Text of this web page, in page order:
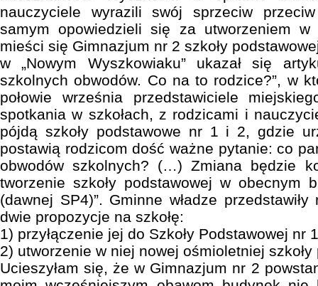
nauczyciele wyrazili swój sprzeciw
samym opowiedzieli się za utworzeniem
mieści się Gimnazjum nr 2 szkoły
w „Nowym Wyszkowiaku” ukazał się
szkolnych obwodów. Co na to rodzice?”, w
połowie września przedstawiciele
spotkania w szkołach, z rodzicami i
pójdą szkoły podstawowe nr 1 i 2, gdzie
postawią rodzicom dość ważne pytanie: co
obwodów szkolnych? (…) Zmiana będzie
tworzenie szkoły podstawowej w obecnym
(dawnej SP4)”. Gminne władze
dwie propozycje na szkołę:
1) przyłączenie jej do Szkoły Podstawowej nr
2) utworzenie w niej nowej ośmioletniej
Ucieszyłam się, że w Gimnazjum nr 2